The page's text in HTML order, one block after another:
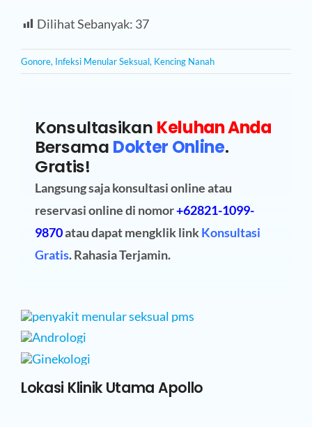
Dilihat Sebanyak: 37
Gonore, Infeksi Menular Seksual, Kencing Nanah
Konsultasikan Keluhan Anda
Bersama Dokter Online.
Gratis!
Langsung saja konsultasi online atau
reservasi onlinedi nomor+62821-1099-
9870atau dapat mengklik linkKonsultasi
Gratis. Rahasia Terjamin.
Lokasi Klinik Utama Apollo